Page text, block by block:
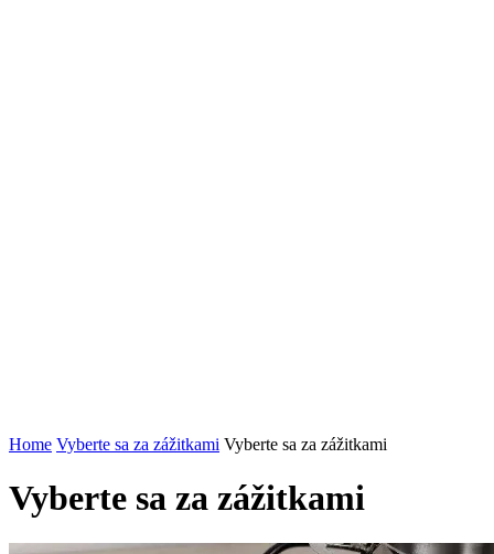
Home Vyberte sa za zážitkami Vyberte sa za zážitkami
Vyberte sa za zážitkami